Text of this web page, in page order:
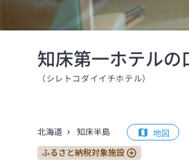
知床第一ホテルの
（ シレトコダイイチホテル）
北海道 知床半島 地図
ふるさと納税対象施設